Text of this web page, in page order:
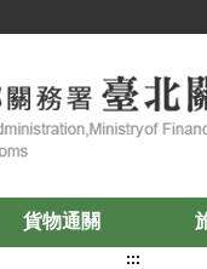
貨物通關
:::